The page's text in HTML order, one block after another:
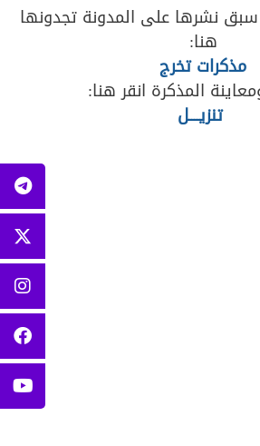
نشرها على المدونة تجدونها
هنا:
مذكرات تخرج
المذكرة انقر هنا:
تنزيــــل